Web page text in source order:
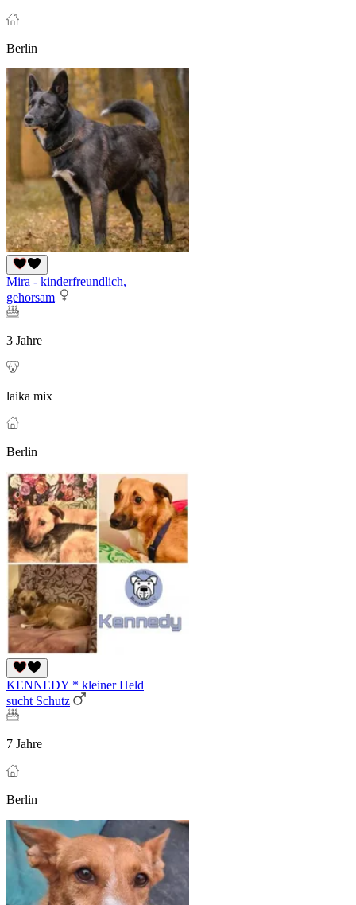
Berlin
Mira - kinderfreundlich,
gehorsam
3 Jahre
laika mix
Berlin
KENNEDY * kleiner Held
sucht Schutz
7 Jahre
Berlin